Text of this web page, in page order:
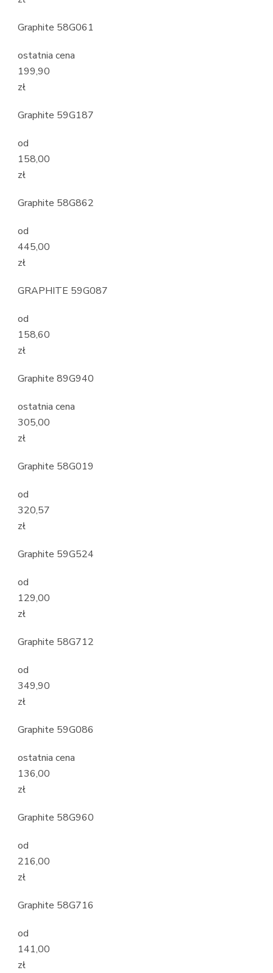
Graphite 58G061
ostatnia cena
199,90
zł
Graphite 59G187
od
158,00
zł
Graphite 58G862
od
445,00
zł
GRAPHITE 59G087
od
158,60
zł
Graphite 89G940
ostatnia cena
305,00
zł
Graphite 58G019
od
320,57
zł
Graphite 59G524
od
129,00
zł
Graphite 58G712
od
349,90
zł
Graphite 59G086
ostatnia cena
136,00
zł
Graphite 58G960
od
216,00
zł
Graphite 58G716
od
141,00
zł